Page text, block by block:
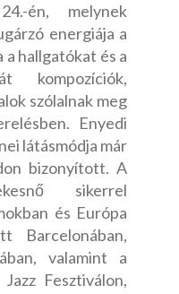
én, melynek
energiája a
hallgatókat és a
kompozíciók,
szólalnak meg
Enyedi
látásmódja már
bizonyított. A
sikerrel
és Európa
Barcelonában,
valamint a
Fesztiválon,